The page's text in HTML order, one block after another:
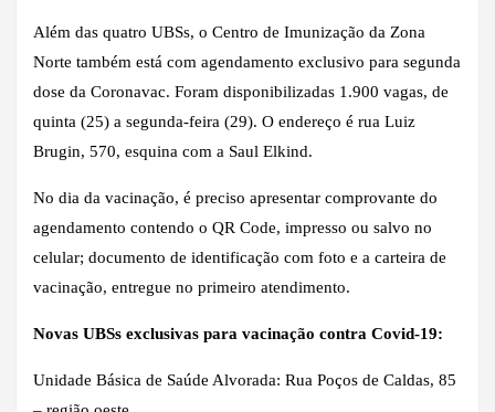
Além das quatro UBSs, o Centro de Imunização da Zona
Norte também está com agendamento exclusivo para segunda
dose da Coronavac. Foram disponibilizadas 1.900 vagas, de
quinta (25) a segunda-feira (29). O endereço é rua Luiz
Brugin, 570, esquina com a Saul Elkind.
No dia da vacinação, é preciso apresentar comprovante do
agendamento contendo o QR Code, impresso ou salvo no
celular; documento de identificação com foto e a carteira de
vacinação, entregue no primeiro atendimento.
Novas UBSs exclusivas para vacinação contra Covid-19:
Unidade Básica de Saúde Alvorada: Rua Poços de Caldas, 85